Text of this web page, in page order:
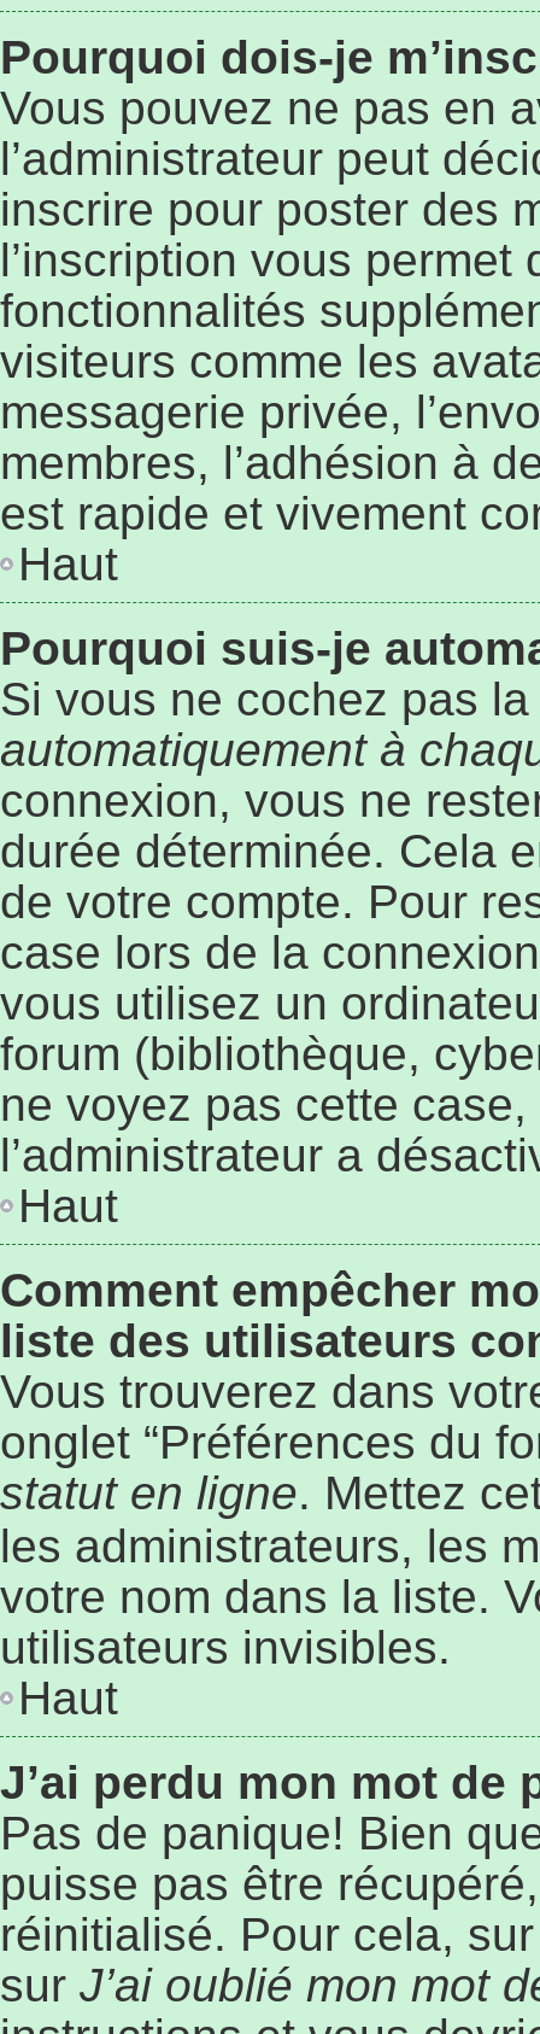
Pourquoi dois-je
Vous pouvez ne pas en
l’administrateur peut
inscrire pour poster des
l’inscription vous permet
fonctionnalités
visiteurs comme les
messagerie privée,
membres, l’adhésion à
est rapide et vivement
Haut
Pourquoi suis-je
Si vous ne cochez pas
automatiquement à
connexion, vous ne
durée déterminée. Cela
de votre compte. Pour
case lors de la
vous utilisez un
forum (bibliothèque,
ne voyez pas cette
l’administrateur a
Haut
Comment empêcher
liste des utilisateurs
Vous trouverez dans
onglet “Préférences du
statut en ligne. Mettez
les administrateurs, les
votre nom dans la liste.
utilisateurs invisibles.
Haut
J’ai perdu mon mot de
Pas de panique! Bien
puisse pas être
réinitialisé. Pour cela,
sur J’ai oublié mon mot